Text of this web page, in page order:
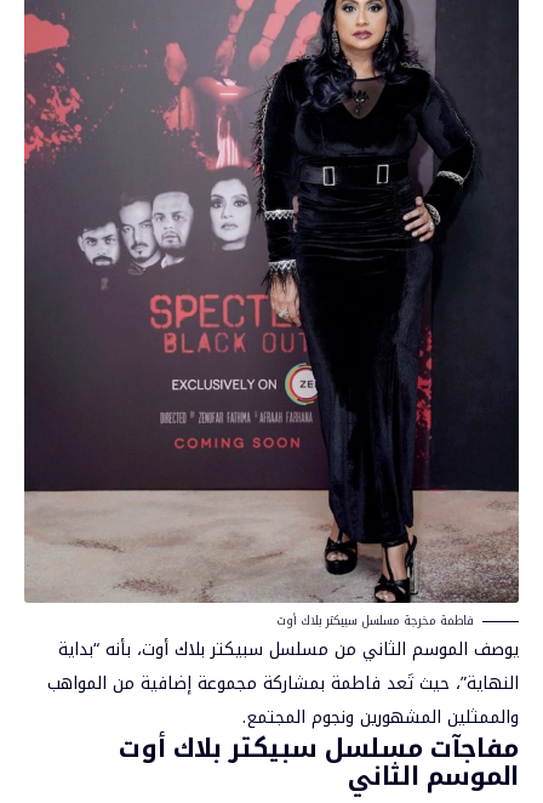
فاطمة مخرجة مسلسل سبيكتر بلاك أوت
يوصف الموسم الثاني من مسلسل سبيكتر بلاك أوت، بأنه “بداية
النهاية”، حيث تَعد فاطمة بمشاركة مجموعة إضافية من المواهب
والممثلين المشهورين ونجوم المجتمع.
مفاجآت مسلسل سبيكتر بلاك أوت
الموسم الثاني